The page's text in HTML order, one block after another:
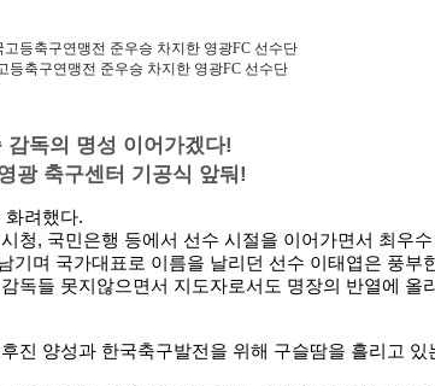
등축구연맹전 준우승 차지한 영광FC 선수단
독의 명성 이어가겠다!
광 축구센터 기공식 앞둬!
화려했다.
청, 국민은행 등에서 선수 시절을 이어가면서 최우수
기며 국가대표로 이름을 날리던 선수 이태엽은 풍부
독들 못지않으면서 지도자로서도 명장의 반열에 올
진 양성과 한국축구발전을 위해 구슬땀을 흘리고 있